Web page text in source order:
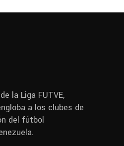
la Liga FUTVE,
a los clubes de
del fútbol